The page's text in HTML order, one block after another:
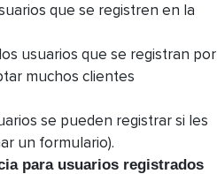
que se registren en la
usuarios que se registran por
muchos clientes
se pueden registrar si les
un formulario).
para usuarios registrados